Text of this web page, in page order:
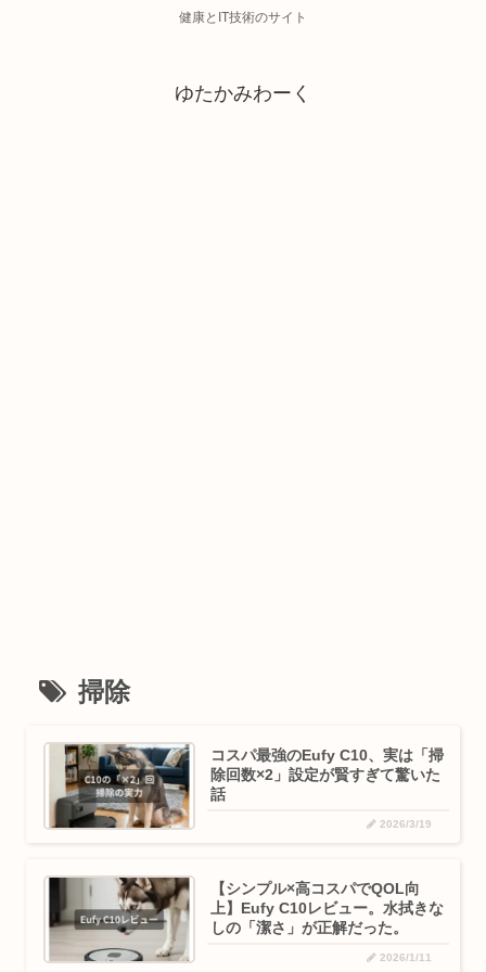
健康とIT技術のサイト
ゆたかみわーく
掃除
コスパ最強のEufy C10、実は「掃
除回数×2」設定が賢すぎて驚いた
話
2026/3/19
​【シンプル×高コスパでQOL向
上】Eufy C10レビュー。水拭きな
しの「潔さ」が正解だった。
2026/1/11